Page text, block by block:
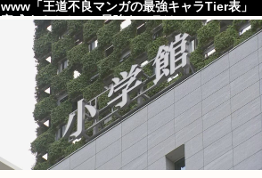
www「王道不良マンガの最強キャラTier表」
完成する！！この最強キャラは…